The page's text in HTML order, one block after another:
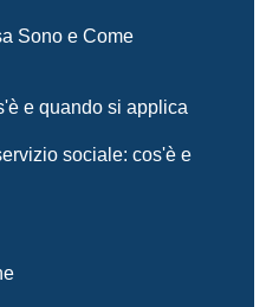
Sono e Come
e quando si applica
sociale: cos'è e